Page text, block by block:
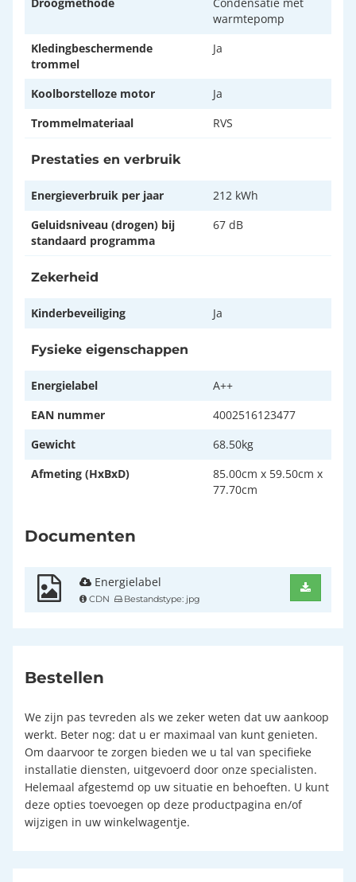
warmtepomp
Kledingbeschermende
trommel
Ja
Koolborstelloze motor
Ja
Trommelmateriaal
RVS
Prestaties en verbruik
Energieverbruik per jaar
212 kWh
Geluidsniveau (drogen) bij
standaard programma
67 dB
Zekerheid
Kinderbeveiliging Ja
Fysieke eigenschappen
Energielabel
A++
EAN nummer
4002516123477
Gewicht
68.50kg
Afmeting (HxBxD)
85.00cm x 59.50cm x
77.70cm
Documenten
Energielabel
CDN Bestandstype: jpg
Bestellen
We zijn pas tevreden als we zeker weten dat uw aankoop
werkt. Beter nog: dat u er maximaal van kunt genieten.
Om daarvoor te zorgen bieden we u tal van specifieke
installatie diensten, uitgevoerd door onze specialisten.
Helemaal afgestemd op uw situatie en behoeften. U kunt
deze opties toevoegen op deze productpagina en/of
wijzigen in uw winkelwagentje.